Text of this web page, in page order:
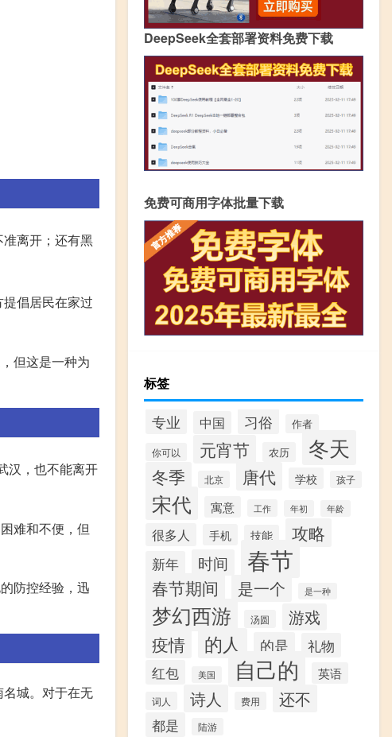
离开；还有黑
倡居民在家过
但这是一种为
汉，也不能离开
难和不便，但
防控经验，迅
名城。对于在无
DeepSeek全套部署资料免费下载
免费可商用字体批量下载
标签
专业 中国 习俗 作者
你可以 元宵节 农历 冬天
冬季 北京 唐代 学校 孩子
宋代 寓意 工作 年初 年龄
很多人 手机 技能 攻略
新年 时间 春节
春节期间 是一个 是一种
梦幻西游 汤圆 游戏
疫情 的人 的是
礼物
红包
美国 自己的 英语
词人 诗人 费用 还不
都是 陆游